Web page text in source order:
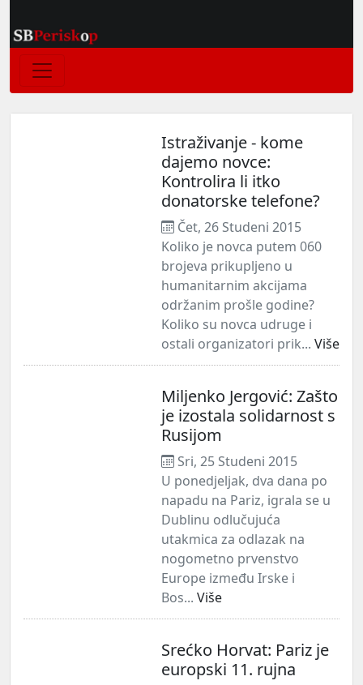
Istraživanje - kome
dajemo novce:
Kontrolira li itko
donatorske telefone?
Čet, 26 Studeni 2015
Koliko je novca putem 060
brojeva prikupljeno u
humanitarnim akcijama
održanim prošle godine?
Koliko su novca udruge i
ostali organizatori prik... Više
Miljenko Jergović: Zašto
je izostala solidarnost s
Rusijom
Sri, 25 Studeni 2015
U ponedjeljak, dva dana po
napadu na Pariz, igrala se u
Dublinu odlučujuća
utakmica za odlazak na
nogometno prvenstvo
Europe između Irske i
Bos... Više
Srećko Horvat: Pariz je
europski 11. rujna